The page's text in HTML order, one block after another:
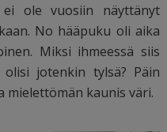
ole vuosiin näyttänyt
No hääpuku oli aika
Miksi ihmeessä siis
jotenkin tylsä? Päin
mielettömän kaunis väri.